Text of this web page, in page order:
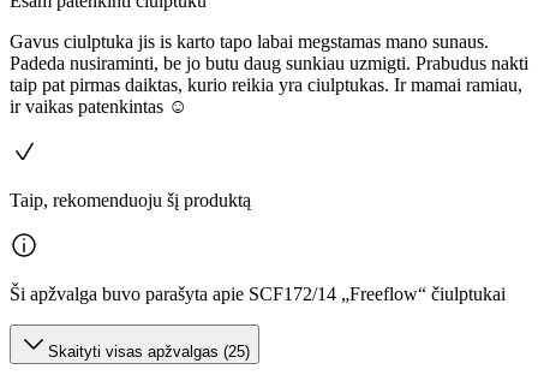
Gavus ciulptuka jis is karto tapo labai megstamas mano sunaus.
Padeda nusiraminti, be jo butu daug sunkiau uzmigti. Prabudus nakti
taip pat pirmas daiktas, kurio reikia yra ciulptukas. Ir mamai ramiau,
ir vaikas patenkintas ☺
Taip, rekomenduoju šį produktą
Ši apžvalga buvo parašyta apie SCF172/14 „Freeflow“ čiulptukai
Skaityti visas apžvalgas (25)